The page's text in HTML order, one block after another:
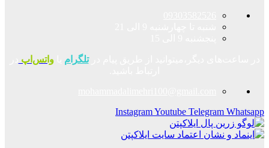
در ساعت‌های دیگر،میتوانید از طریق پیام درتلگرام یاواتس‌اپ
InstagramYoutube Telegram Whatsapp